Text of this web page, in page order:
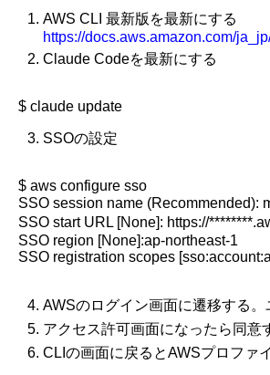
AWS CLI 最新版を最新にする
https://docs.aws.amazon.com/
Claude Codeを最新にする
SSOの設定
$ aws configure sso
SSO session name (Recommended):
SSO start URL [None]: https://
SSO region [None]:ap-northeast-1
SSO registration scopes
AWSのログイン画面に遷移する
アクセス許可画面になったら同意
CLIの画面に戻るとAWSプロファ